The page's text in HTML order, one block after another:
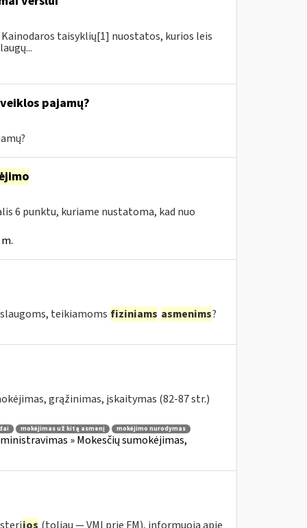
taisyklių[1] nuostatos, kurios leis
pajamų?
6 punktu, kuriame nustatoma, kad nuo
teikiamoms fiziniams asmenims?
grąžinimas, įskaitymas (82-87 str.)
mokėjimas už kitą asmenį mokėjimo nurodymas
» Mokesčių sumokėjimas,